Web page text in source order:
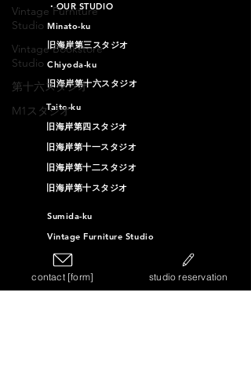
Vintage Furniture
Studio
Vintage Bookstore
Studio
第十六スタジオ
M1スタジオ
​・OUR STUDIO
Minato-ku
旧海岸第三スタジオ
Chiyoda-ku
旧海岸第十六スタジオ
Taito-ku
旧海岸第四スタジオ
旧海岸第十一スタジオ
旧海岸第十二スタジオ
旧海岸第十スタジオ
Sumida-ku
Vintage Furniture Studio
Vintage Bookstore Studio
Ota-ku
contact [form] studio reservation